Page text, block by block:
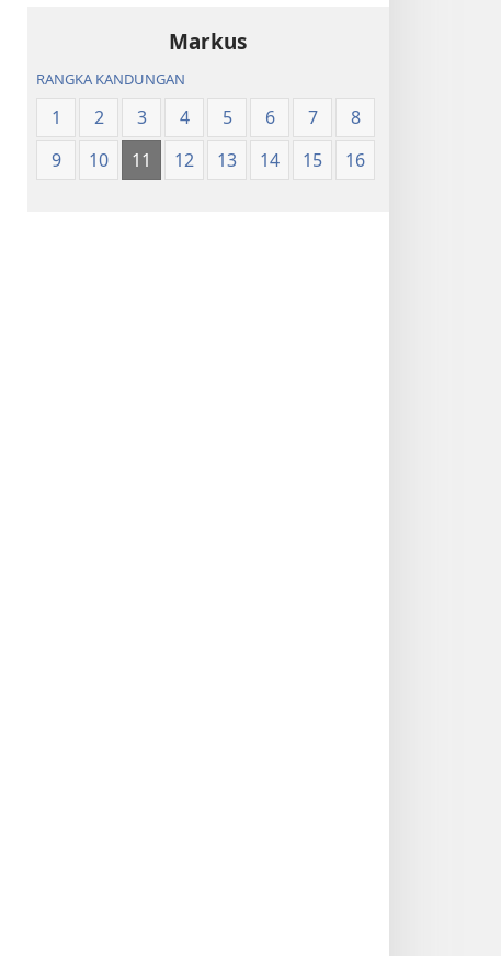
Markus
RANGKA KANDUNGAN
1 2 3 4 5 6 7
8
9
10 11 12 13 14 15 16